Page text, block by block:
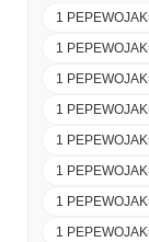
1 PEPEWOJAK
1 PEPEWOJAK
1 PEPEWOJAK
1 PEPEWOJAK
1 PEPEWOJAK
1 PEPEWOJAK
1 PEPEWOJAK
1 PEPEWOJAK